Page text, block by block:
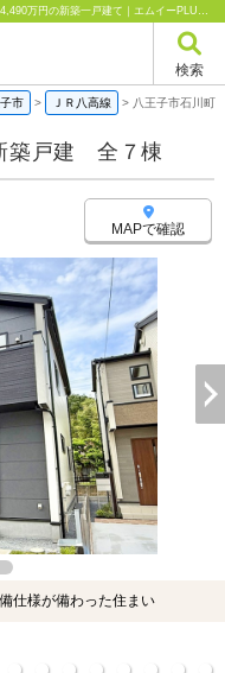
八王子市石川町 新築戸建 全７棟 東京都八王子市石川町 ｜4,490万円の新築一戸建て｜エムイーPLUS横浜
検索
市 > ＪＲ八高線 > 八王子市石川
築戸建 全７棟
MAPで確認
仕様が備わった住まい